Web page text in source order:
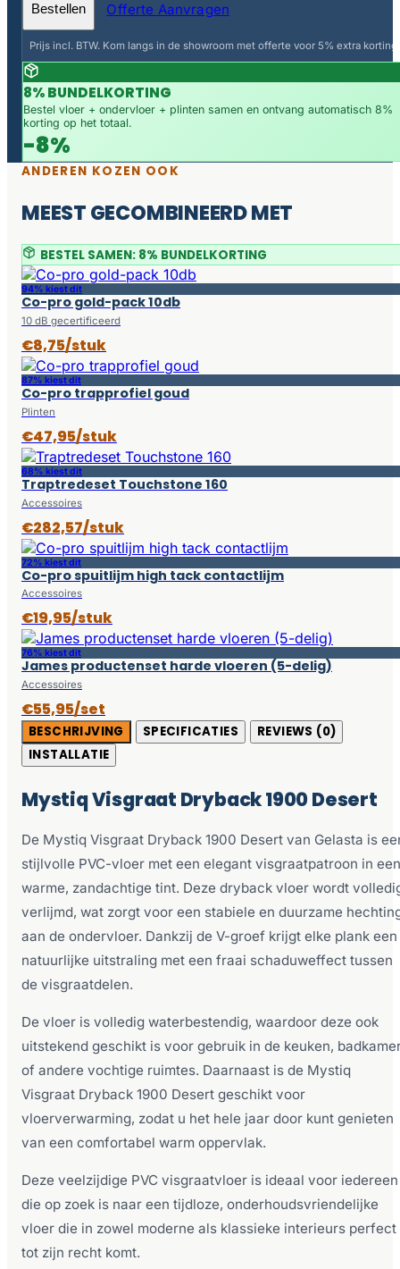
Bestellen Offerte Aanvragen
Prijs incl. BTW. Kom langs in de showroom met offerte voor 5% extra korting.
8% BUNDELKORTING
Bestel vloer + ondervloer + plinten samen en ontvang automatisch 8%
korting op het totaal.
-8%
ANDEREN KOZEN OOK
MEEST GECOMBINEERD MET
BESTEL SAMEN: 8% BUNDELKORTING
94% kiest dit
Co-pro gold-pack 10db
10 dB gecertificeerd
€8,75/stuk
87% kiest dit
Co-pro trapprofiel goud
Plinten
€47,95/stuk
68% kiest dit
Traptredeset Touchstone 160
Accessoires
€282,57/stuk
72% kiest dit
Co-pro spuitlijm high tack contactlijm
Accessoires
€19,95/stuk
76% kiest dit
James productenset harde vloeren (5-delig)
Accessoires
€55,95/set
BESCHRIJVING SPECIFICATIES
REVIEWS (0)
INSTALLATIE
Mystiq Visgraat Dryback 1900 Desert
De Mystiq Visgraat Dryback 1900 Desert van Gelasta is
stijlvolle PVC-vloer met een elegant visgraatpatroon in een
warme, zandachtige tint. Deze dryback vloer wordt
verlijmd, wat zorgt voor een stabiele en duurzame
aan de ondervloer. Dankzij de V-groef krijgt elke plank een
natuurlijke uitstraling met een fraai schaduweffect tussen
de visgraatdelen.
De vloer is volledig waterbestendig, waardoor deze ook
uitstekend geschikt is voor gebruik in de keuken,
of andere vochtige ruimtes. Daarnaast is de Mystiq
Visgraat Dryback 1900 Desert geschikt voor
vloerverwarming, zodat u het hele jaar door kunt genieten
van een comfortabel warm oppervlak.
Deze veelzijdige PVC visgraatvloer is ideaal voor iedereen
die op zoek is naar een tijdloze, onderhoudsvriendelijke
vloer die in zowel moderne als klassieke interieurs perfect
tot zijn recht komt.